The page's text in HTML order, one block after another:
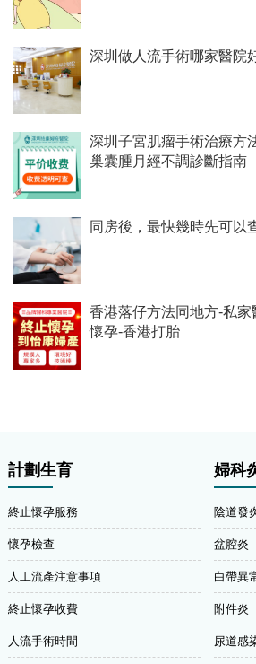
深圳做人流手術哪家醫院
深圳子宮肌瘤手術治療方
巢囊腫月經不調診斷指南
同房後，最快幾時先可以
香港落仔方法同地方-私家
懷孕-香港打胎
計劃生育
終止懷孕服務
懷孕檢查
人工流產注意事項
終止懷孕收費
人流手術時間
婦科
陰道發
盆腔炎
白帶異
附件炎
尿道感